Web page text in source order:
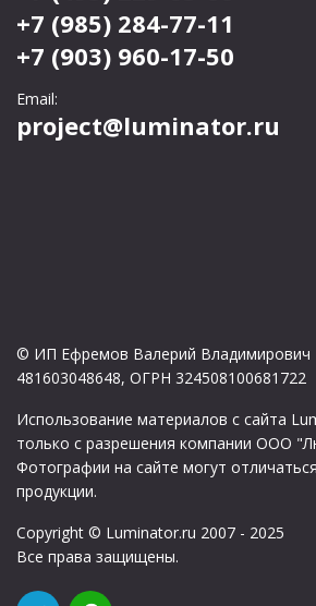
+7 (985) 284-77-11
+7 (903) 960-17-50
Email:
project@luminator.ru
© ИП Ефремов Валерий
481603048648, ОГРН 324508100681722
Использование материалов с сайта
только с разрешения компании ООО
Фотографии на сайте могут
продукции.
Copyright © Luminator.ru 2007 - 2025
Все права защищены.